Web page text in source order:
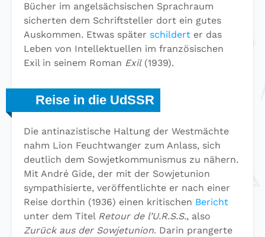
Bücher im angelsächsischen Sprachraum
sicherten dem Schriftsteller dort ein gutes
Auskommen. Etwas später schildert er das
Leben von Intellektuellen im französischen
Exil in seinem Roman Exil(1939).
Reise in die UdSSR
Die antinazistische Haltung der Westmächte
nahm Lion Feuchtwanger zum Anlass, sich
deutlich dem Sowjetkommunismus zu nähern.
Mit André Gide, der mit der Sowjetunion
sympathisierte, veröffentlichte er nach einer
Reise dorthin (1936) einen kritischen Bericht
unter dem Titel Retour de l’U.R.S.S., also
Zurück aus der Sowjetunion. Darin prangerte